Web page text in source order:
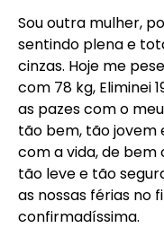
Sou outra mulher,
sentindo plena e
cinzas. Hoje me
com 78 kg, Eliminei
as pazes com o
tão bem, tão jovem
com a vida, de bem
tão leve e tão
as nossas férias no
confirmadíssima.